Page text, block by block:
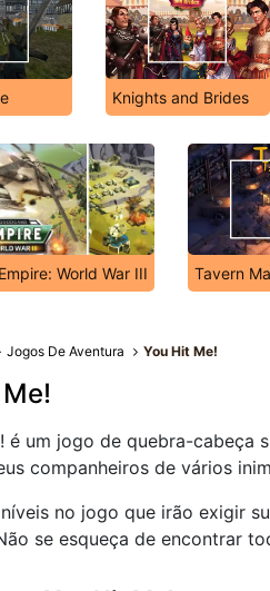
Knights and Brides
World War III Tavern
Jogos De Aventura You Hit Me!
é um jogo de quebra-cabeça
companheiros de vários
no jogo que irão exigir
se esqueça de encontrar